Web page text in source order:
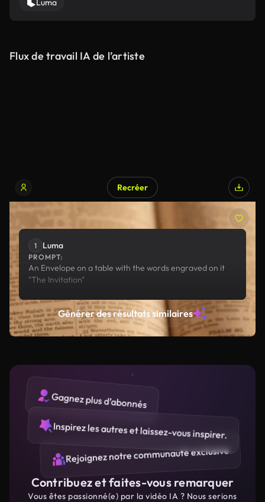
Luma
Flux de travail IA de l’artiste
Recréer
Luma
1 Luma
PROMPT:
An Envelope on a table with the words engraved on it
"The Invitation"
Générer des résultats similaires
Gagnez plus d’abonnés
Inspirez les autres et laissez-vous inspirer.
Rejoignez notre communauté exclusive
Contribuez et faites-vous remarquer
Vous êtes passionné(e) par la vidéo IA ? Nous serions